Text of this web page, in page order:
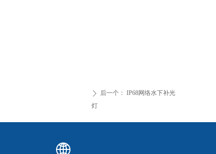
ꄲ 后一个： IP68网络水下补光
灯